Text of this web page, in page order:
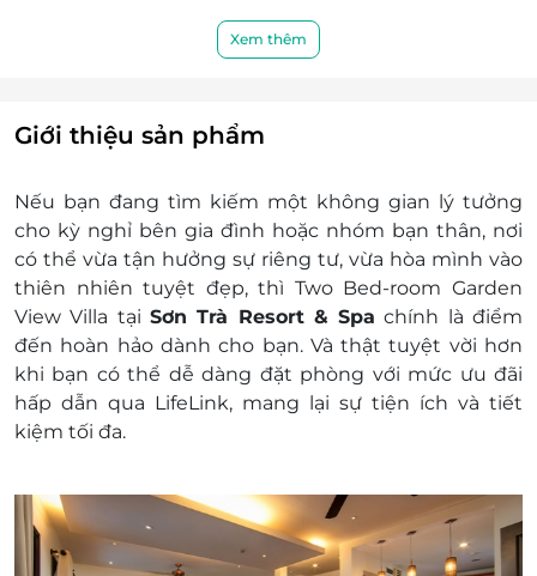
Đặt phòng ngay hôm nay qua LifeLink để nhận
những ưu đãi tuyệt vời và chuẩn bị cho một kỳ
Thức uống và trái cây theo mùa chào
trong phòng hàng ngày
Sử dụng hồ bơi và bãi biển riêng của
resort
Giá trên đã bao gồm phí phục vụ và thuế
GTGT
Dịch vụ không bao gồm: Chi phí cá nhân và các
chi phí phát sinh khác
Chính sách trẻ em và giường phụ:
Miễn phí tiền phòng và ăn sáng cho trẻ em
dưới 6 tuổi ngủ chung giường sẵn có; tối đa 1
Trẻ em từ 6 đến dưới 12 tuổi tuổi ngủ chung
giường sẵn có: Phụ thu: 300,000 VND/ trẻ/
đêm, đã bao gồm ăn sáng
Xem thêm
Giới thiệu sản phẩm
Nếu bạn đang tìm kiếm một không gian lý tưởng
cho kỳ nghỉ bên gia đình hoặc nhóm bạn thân, nơi
có thể vừa tận hưởng sự riêng tư, vừa hòa mình vào
thiên nhiên tuyệt đẹp, thì Two Bed-room Garden
View Villa tại Sơn Trà Resort & Spa chính là điểm
đến hoàn hảo dành cho bạn. Và thật tuyệt vời hơn
khi bạn có thể dễ dàng đặt phòng với mức ưu đãi
hấp dẫn qua LifeLink, mang lại sự tiện ích và tiết
kiệm tối đa.